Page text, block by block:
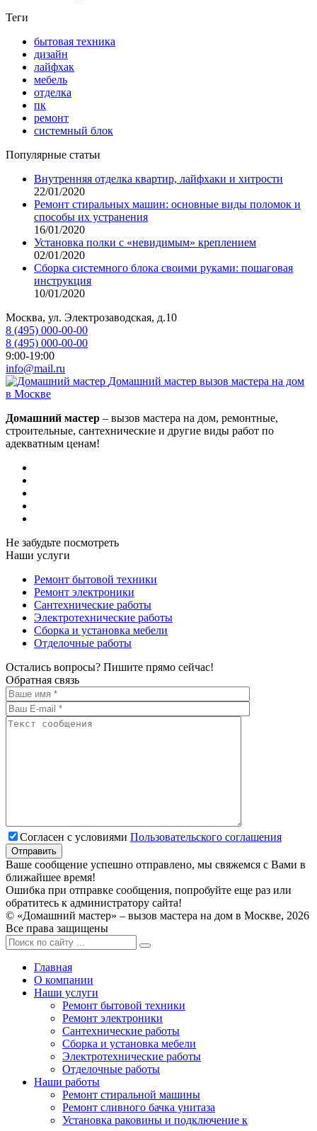
Теги
бытовая техника
дизайн
лайфхак
мебель
отделка
пк
ремонт
системный блок
Популярные статьи
Внутренняя отделка квартир, лайфхаки и хитрости
22/01/2020
Ремонт стиральных машин: основные виды поломок и
способы их устранения
16/01/2020
Установка полки с «невидимым» креплением
02/01/2020
Сборка системного блока своими руками: пошаговая
инструкция
10/01/2020
Москва, ул. Электрозаводская, д.10
8 (495) 000-00-00
8 (495) 000-00-00
9:00-19:00
info@mail.ru
Домашний мастер вызов мастера на дом
в Москве
Домашний мастер – вызов мастера на дом, ремонтные,
строительные, сантехнические и другие виды работ по
адекватным ценам!
Не забудьте посмотреть
Наши услуги
Ремонт бытовой техники
Ремонт электроники
Сантехнические работы
Электротехнические работы
Сборка и установка мебели
Отделочные работы
Остались вопросы? Пишите прямо сейчас!
Обратная связь
Согласен с условиями Пользовательского соглашения
Ваше сообщение успешно отправлено, мы свяжемся с Вами в
ближайшее время!
Ошибка при отправке сообщения, попробуйте еще раз или
обратитесь к администратору сайта!
© «Домашний мастер» – вызов мастера на дом в Москве, 2026
Все права защищены
Главная
О компании
Наши услуги
Ремонт бытовой техники
Ремонт электроники
Сантехнические работы
Сборка и установка мебели
Электротехнические работы
Отделочные работы
Наши работы
Ремонт стиральной машины
Ремонт сливного бачка унитаза
Установка раковины и подключение к